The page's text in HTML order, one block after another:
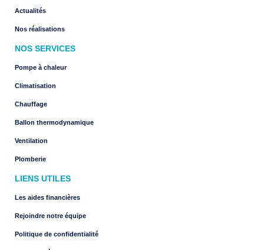
Actualités
Nos réalisations
NOS SERVICES
Pompe à chaleur
Climatisation
Chauffage
Ballon thermodynamique
Ventilation
Plomberie
LIENS UTILES
Les aides financières
Rejoindre notre équipe
Politique de confidentialité